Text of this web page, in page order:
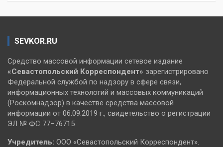
SEVKOR.RU
Средство массовой информации сетевое издание
«Севастопольский Корреспондент» зарегистрировано
Федеральной службой по надзору в сфере связи,
информационных технологий и массовых коммуникаций
(Роскомнадзор) в качестве средства массовой
информации от 06.09.2019 г., свидетельство о регистрации
ЭЛ № ФС 77–76715
Учредитель: ООО «Севастопольский Корреспондент».